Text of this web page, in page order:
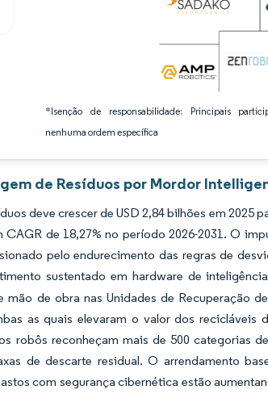
*Isenção de responsabilidade: Principais
nenhuma ordem específica
de Resíduos por Mordor
deve crescer de USD 2,84 bilhões em 2025
de 18,27% no período 2026-2031. O
pelo endurecimento das regras de
sustentado em hardware de
de obra nas Unidades de Recuperação
as quais elevaram o valor dos recicláveis
robôs reconheçam mais de 500 categorias
de descarte residual. O arrendamento
com segurança cibernética estão